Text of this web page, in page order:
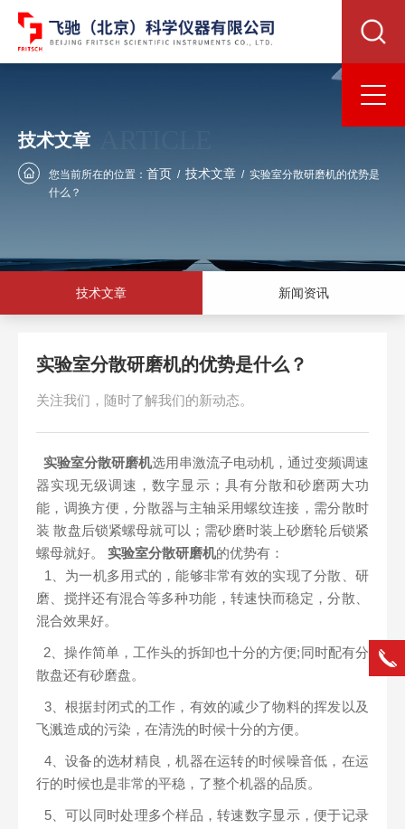
技术文章
您当前所在的位置： 首页 / 技术文章 / 实验室分散研磨机的优势是
什么？
技术文章 新闻资讯
实验室分散研磨机的优势是什么？
关注我们，随时了解我们的新动态。
实验室分散研磨机选用串激流子电动机，通过变频调速
器实现无级调速，数字显示；具有分散和砂磨两大功
能，调换方便，分散器与主轴采用螺纹连接，需分散时
装 散盘后锁紧螺母就可以；需砂磨时装上砂磨轮后锁紧
螺母就好。 实验室分散研磨机的优势有：
1、为一机多用式的，能够非常有效的实现了分散、研
磨、搅拌还有混合等多种功能，转速快而稳定，分散、
混合效果好。
2、操作简单，工作头的拆卸也十分的方便;同时配有分
散盘还有砂磨盘。
3、根据封闭式的工作，有效的减少了物料的挥发以及
飞溅造成的污染，在清洗的时候十分的方便。
4、设备的选材精良，机器在运转的时候噪音低，在运
行的时候也是非常的平稳，了整个机器的品质。
5、可以同时处理多个样品，转速数字显示，便于记录